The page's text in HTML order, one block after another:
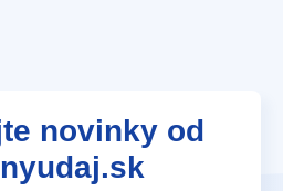
novinky od